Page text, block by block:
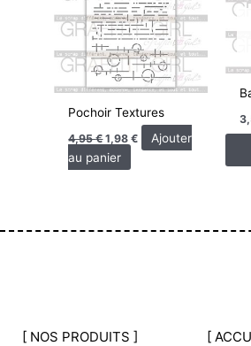
Pochoir Textures
4,95€ 1,98€
Ajouter
au panier
[ NOS PRODUITS ] [